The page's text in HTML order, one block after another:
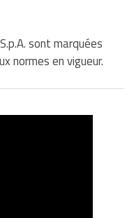
sont marquées
normes en vigueur.